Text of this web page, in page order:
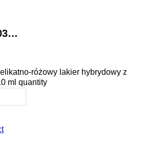
różowy lakier hybrydowy z
ml quantity